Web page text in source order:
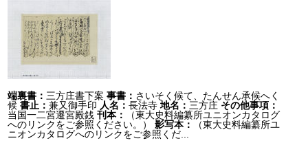
端裏書： 三方庄書下案 事書： さいそく候て、たんせん承候へく
候 書止：兼又御手印 人名：長法寺 地名： 三方庄 その他事項：
当国一二宮遷宮殿銭 刊本：
（東大史料編纂所ユニオンカタログ
へのリンクをご参照ください。）
影写本：
（東大史料編纂所ユ
ニオンカタログへのリンクをご参照くだ...